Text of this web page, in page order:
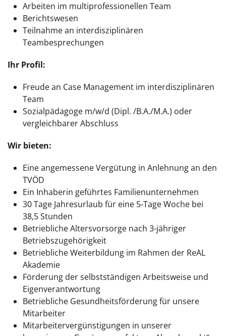
Arbeiten im multiprofessionellen Team
Berichtswesen
Teilnahme an interdisziplinären
Teambesprechungen
Ihr Profil:
Freude an Case Management im interdisziplinären
Team
Sozialpädagoge m/w/d (Dipl. /B.A./M.A.) oder
vergleichbarer Abschluss
Wir bieten:
Eine angemessene Vergütung in Anlehnung an den
TVÖD
Ein Inhaberin geführtes Familienunternehmen
30 Tage Jahresurlaub für eine 5-Tage Woche bei
38,5 Stunden
Betriebliche Altersvorsorge nach 3-jähriger
Betriebszugehörigkeit
Betriebliche Weiterbildung im Rahmen der ReAL
Akademie
Förderung der selbstständigen Arbeitsweise und
Eigenverantwortung
Betriebliche Gesundheitsförderung für unsere
Mitarbeiter
Mitarbeitervergünstigungen in unserer